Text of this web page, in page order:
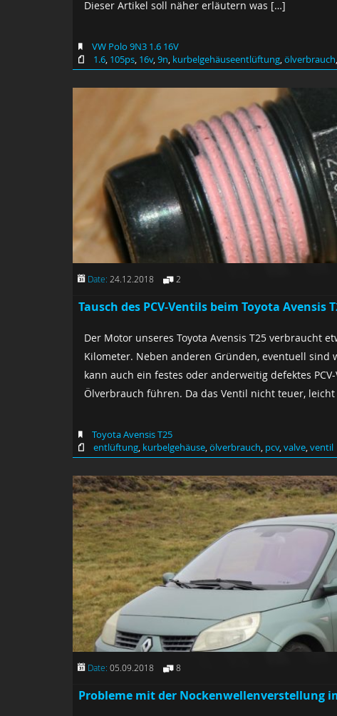
Dieser Artikel soll näher erläutern was […]
VW Polo 9N3 1.6 16V
1.6 105ps 16v, 9n kurbelgehäuseentlüftung ölverbrauch
Date: 24.12.2018 2
Tausch des PCV-Ventils beim Toyota Avensis
Der Motor unseres Toyota Avensis T25 verbraucht
Kilometer. Neben anderen Gründen, eventuell sind
kann auch ein festes oder anderweitig defektes
Ölverbrauch führen. Da das Ventil nicht teuer,
Toyota Avensis T25
entlüftung, kurbelgehäuse,ölverbrauch, pcv,valve,ventil
Date: 05.09.2018 8
Probleme mit der Nockenwellenverstellung